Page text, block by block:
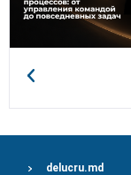
delucru.md